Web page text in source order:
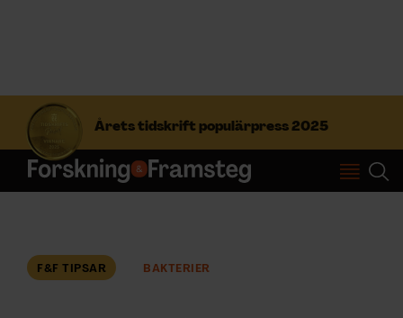
Årets tidskrift populärpress 2025
S
f
t
Prenumerera
F&F TIPSAR BAKTERIER